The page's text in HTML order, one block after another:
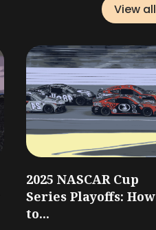
View all
2025 NASCAR Cup
Series Playoffs: How
to...